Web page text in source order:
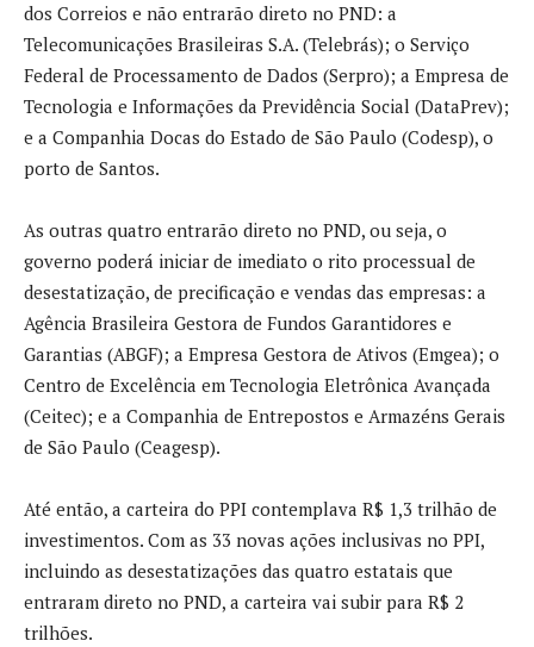
dos Correios e não entrarão direto no PND: a
Telecomunicações Brasileiras S.A. (Telebrás); o Serviço
Federal de Processamento de Dados (Serpro); a Empresa de
Tecnologia e Informações da Previdência Social (DataPrev);
e a Companhia Docas do Estado de São Paulo (Codesp), o
porto de Santos.
As outras quatro entrarão direto no PND, ou seja, o
governo poderá iniciar de imediato o rito processual de
desestatização, de precificação e vendas das empresas: a
Agência Brasileira Gestora de Fundos Garantidores e
Garantias (ABGF); a Empresa Gestora de Ativos (Emgea); o
Centro de Excelência em Tecnologia Eletrônica Avançada
(Ceitec); e a Companhia de Entrepostos e Armazéns Gerais
de São Paulo (Ceagesp).
Até então, a carteira do PPI contemplava R$ 1,3 trilhão de
investimentos. Com as 33 novas ações inclusivas no PPI,
incluindo as desestatizações das quatro estatais que
entraram direto no PND, a carteira vai subir para R$ 2
trilhões.